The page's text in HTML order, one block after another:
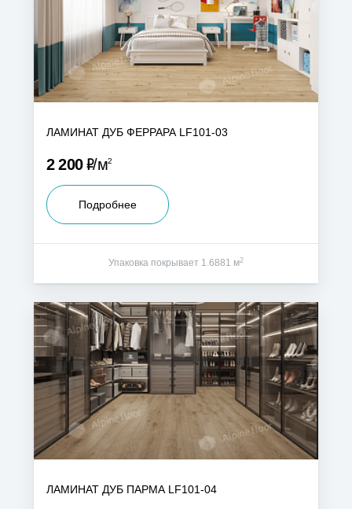
ЛАМИНАТ ДУБ ФЕРРАРА LF101-03
2 200Р м2
Подробнее
Упаковка покрывает 1.6881 м2
ЛАМИНАТ ДУБ ПАРМА LF101-04